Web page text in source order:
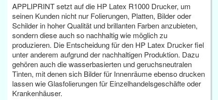
APPLIPRINT setzt auf die HP Latex R1000 Drucker, um
seinen Kunden nicht nur Folierungen, Platten, Bilder oder
Schilder in hoher Qualität und brillanten Farben anzubieten,
sondern diese auch so nachhaltig wie möglich zu
produzieren. Die Entscheidung für den HP Latex Drucker fiel
unter anderem aufgrund der nachhaltigen Produktion. Dazu
gehören auch die wasserbasierten und geruchsneutralen
Tinten, mit denen sich Bilder für Innenräume ebenso drucken
lassen wie Glasfolierungen für Einzelhandelsgeschäfte oder
Krankenhäuser.